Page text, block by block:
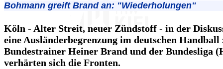
Bohmann greift Brand an: "Wiederholungen"
Köln - Alter Streit, neuer Zündstoff - in der
eine Ausländerbegrenzung im deutschen Handball
Bundestrainer Heiner Brand und der Bundesliga
verhärten sich die Fronten.